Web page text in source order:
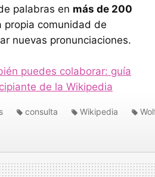
palabras en más de 200
propia comunidad de
nuevas pronunciaciones.
puedes colaborar: guía
de la Wikipedia
consulta Wikipedia